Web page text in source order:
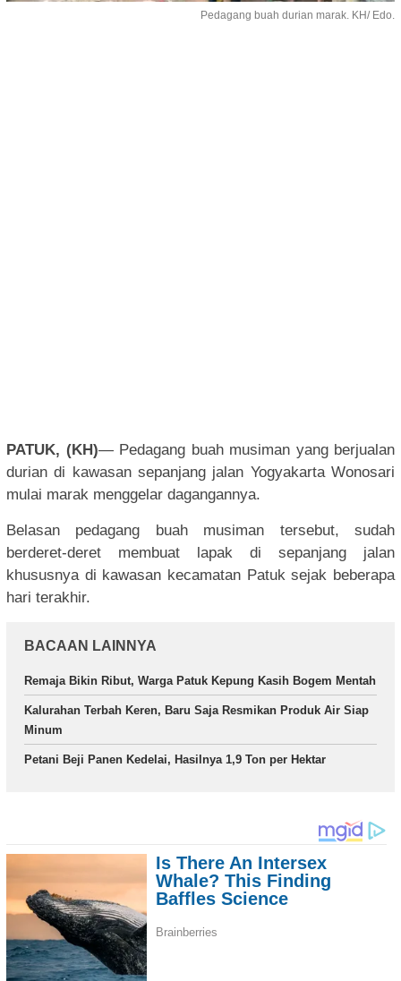
Pedagang buah durian marak. KH/ Edo.
PATUK, (KH)— Pedagang buah musiman yang berjualan
durian di kawasan sepanjang jalan Yogyakarta Wonosari
mulai marak menggelar dagangannya.
Belasan pedagang buah musiman tersebut, sudah
berderet-deret membuat lapak di sepanjang jalan
khususnya di kawasan kecamatan Patuk sejak beberapa
hari terakhir.
BACAAN LAINNYA
Remaja Bikin Ribut, Warga Patuk Kepung Kasih Bogem Mentah
Kalurahan Terbah Keren, Baru Saja Resmikan Produk Air Siap
Minum
Petani Beji Panen Kedelai, Hasilnya 1,9 Ton per Hektar